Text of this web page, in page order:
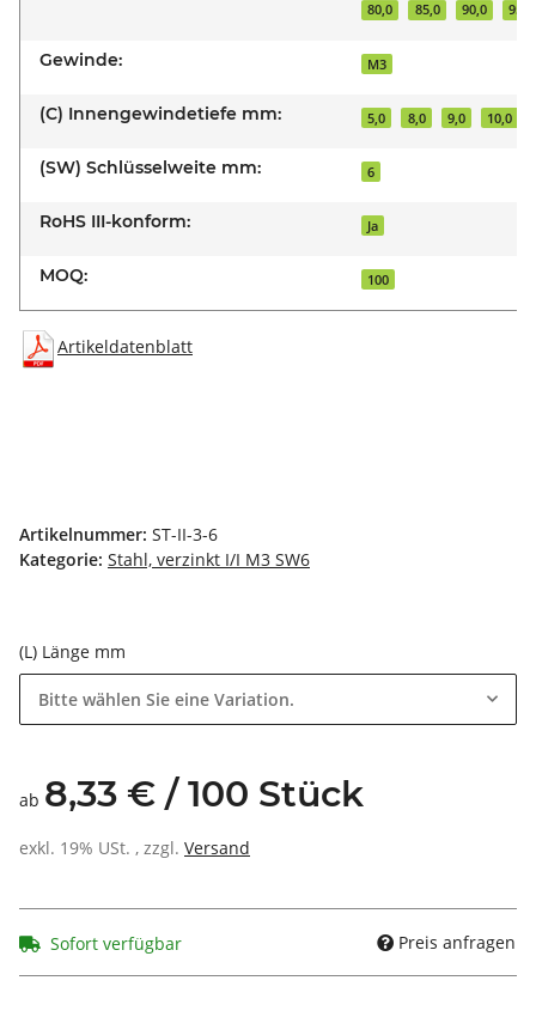
80,0 85,0 90,0 95,0
Gewinde: M3
(C) Innengewindetiefe mm: 5,0 8,0 9,0 10,0
(SW) Schlüsselweite mm: 6
RoHS III-konform: Ja
MOQ: 100
Artikeldatenblatt
Artikelnummer: ST-II-3-6
Kategorie: Stahl, verzinkt I/I M3 SW6
(L) Länge mm
Bitte wählen Sie eine Variation.
ab 8,33 € / 100 Stück
exkl. 19% USt. , zzgl. Versand
Sofort verfügbar Preis anfragen